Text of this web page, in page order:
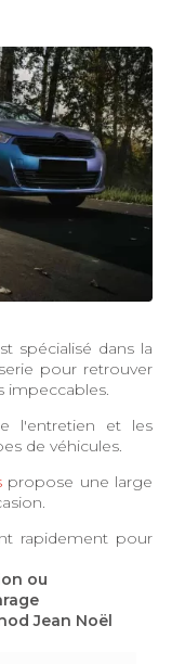
spécialisé dans la
pour retrouver
impeccables.
l'entretien et les
de véhicules.
propose une large
rapidement pour
ou
Jean Noël